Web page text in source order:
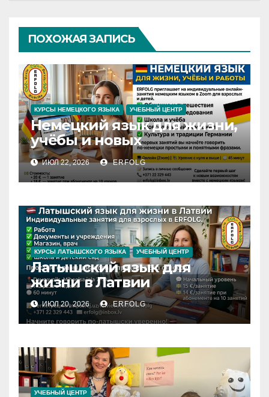
ПОХОЖАЯ ЗАПИСЬ
КУРСЫ НЕМЕЦКОГО ЯЗЫКА УЧЕБНЫЙ ЦЕНТР
Немецкий язык для жизни,
учёбы и новых
возможностей
ИЮЛ 22, 2026 ERFOLG
КУРСЫ ЛАТЫШСКОГО ЯЗЫКА УЧЕБНЫЙ ЦЕНТР
Латышский язык для
жизни в Латвии
ИЮЛ 20, 2026 ERFOLG
УЧЕБНЫЙ ЦЕНТР